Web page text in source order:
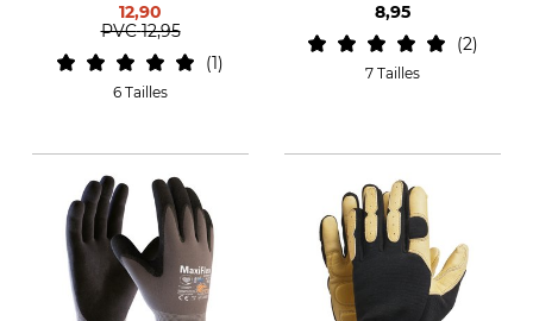
12,90
PVC 12,95
1
6 Tailles
8,95
2
7 Tailles